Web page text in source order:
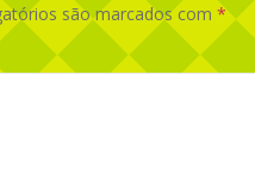
são marcados com *